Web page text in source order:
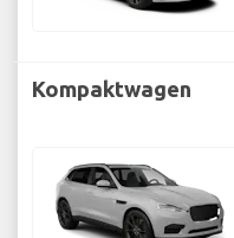
Kompaktwagen